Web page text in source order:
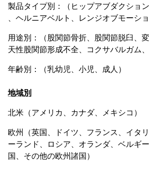
製品タイプ別：（ヒップアブダクショ
、ヘルニアベルト、レンジオブモーシ
用途別：（股関節骨折、股関節脱臼、
天性股関節形成不全、コクサバルガム、
年齢別：（乳幼児、小児、成人）
地域別
北米（アメリカ、カナダ、メキシコ）
欧州（英国、ドイツ、フランス、イタ
ーランド、ロシア、オランダ、ベルギ
国、その他の欧州諸国）